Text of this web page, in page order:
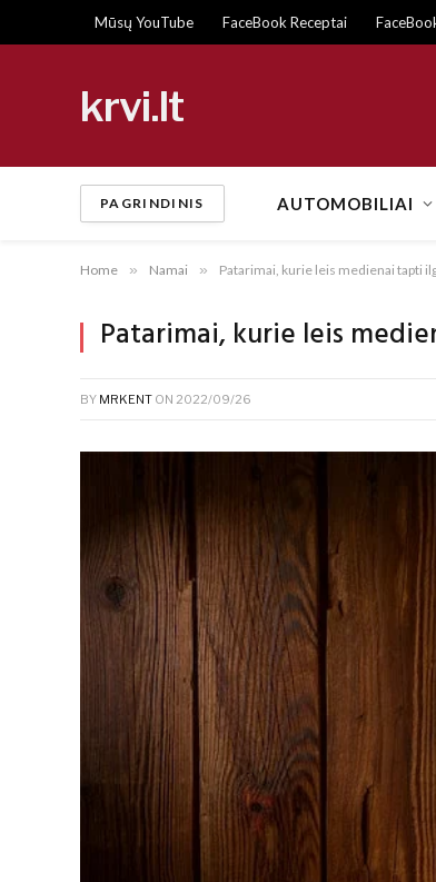
Mūsų YouTube FaceBook Receptai
krvi.lt
PAGRINDINIS AUTOMOBILIAI
Home » Namai » Patarimai, kurie leis medienai tapti
Patarimai, kurie leis
BY MRKENT ON 2022/09/26